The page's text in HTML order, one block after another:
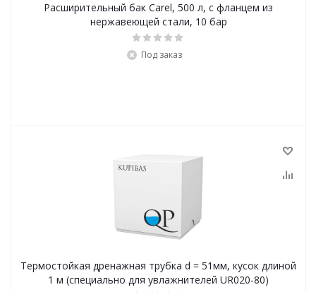
Расширительный бак Carel, 500 л, с фланцем из
нержавеющей стали, 10 бар
Под заказ
Термостойкая дренажная трубка d = 51мм, кусок длиной
1 м (специально для увлажнителей UR020-80)